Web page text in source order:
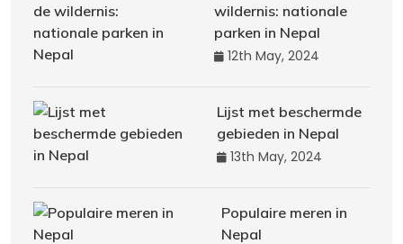
wildernis: nationale
parken in Nepal
12th May, 2024
Lijst met beschermde
gebieden in Nepal
13th May, 2024
Populaire meren in
Nepal